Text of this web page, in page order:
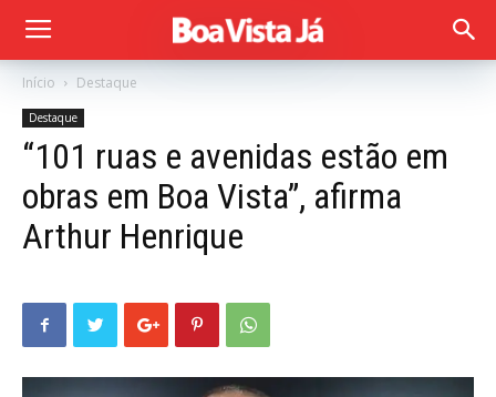
Início Destaque
Destaque
“101 ruas e avenidas estão em
obras em Boa Vista”, afirma
Arthur Henrique